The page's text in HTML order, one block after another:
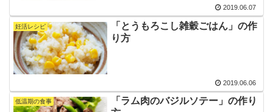
2019.06.07
妊活レシピ
「とうもろこし雑穀ごはん」の作
り方
2019.06.06
低温期の食事
「ラム肉のバジルソテー」の作り